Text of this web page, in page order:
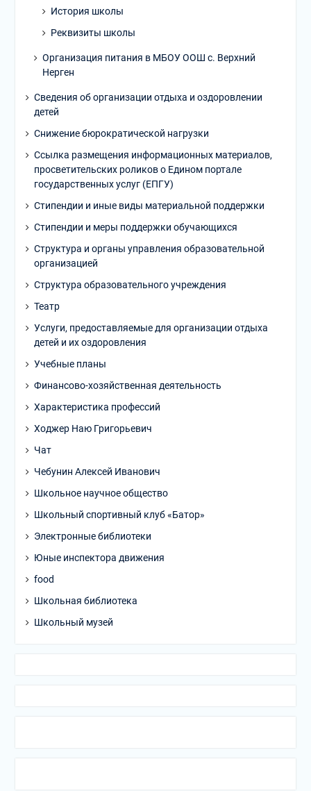
История школы
Реквизиты школы
Организация питания в МБОУ ООШ с. Верхний
Нерген
Сведения об организации отдыха и оздоровлении
детей
Снижение бюрократической нагрузки
Ссылка размещения информационных материалов,
просветительских роликов о Едином портале
государственных услуг (ЕПГУ)
Стипендии и иные виды материальной поддержки
Стипендии и меры поддержки обучающихся
Структура и органы управления образовательной
организацией
Структура образовательного учреждения
Театр
Услуги, предоставляемые для организации отдыха
детей и их оздоровления
Учебные планы
Финансово-хозяйственная деятельность
Характеристика профессий
Ходжер Наю Григорьевич
Чат
Чебунин Алексей Иванович
Школьное научное общество
Школьный спортивный клуб «Батор»
Электронные библиотеки
Юные инспектора движения
food
Школьная библиотека
Школьный музей